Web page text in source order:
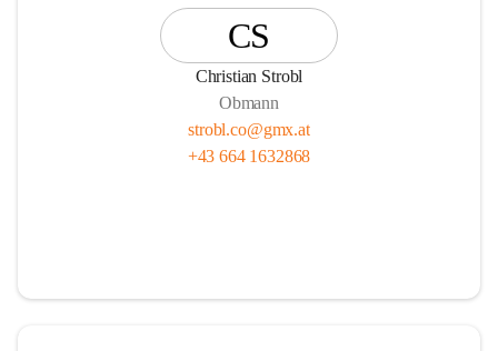
CS
Christian Strobl
Obmann
strobl.co@gmx.at
+43 664 1632868